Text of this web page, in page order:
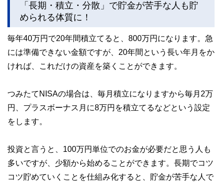
「長期・積立・分散」で貯金が苦手な人も貯
められる体質に！
毎年40万円で20年間積立てると、800万円になります。急
には準備できない金額ですが、20年間という長い年月をか
ければ、これだけの資産を築くことができます。
つみたてNISAの場合は、毎月積立になりますから毎月2万
円、プラスボーナス月に8万円を積立てるなどという設定
をします。
投資と言うと、100万円単位でのお金が必要だと思う人も
多いですが、少額から始めることができます。長期でコツ
コツ貯めていくことを仕組み化すると、貯金が苦手な人で